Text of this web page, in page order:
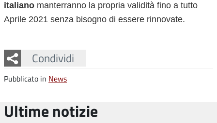
italiano manterranno la propria validità fino a tutto
Aprile 2021 senza bisogno di essere rinnovate.
Condividi
Facebook
Twitter
Whatsapp
Pubblicato in News
Ultime notizie